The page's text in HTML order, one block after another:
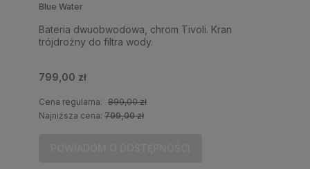
Blue Water
Bateria dwuobwodowa, chrom Tivoli. Kran
trójdrożny do filtra wody.
799,00 zł
Cena regularna: 899,00 zł
Najniższa cena: 799,00 zł